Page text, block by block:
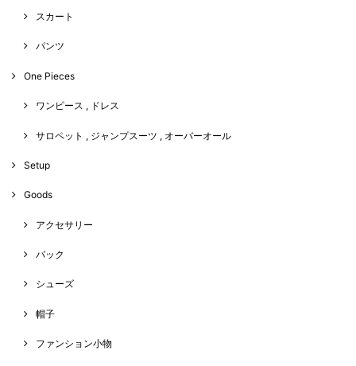
スカート
パンツ
One Pieces
ワンピース , ドレス
サロペット , ジャンプスーツ , オーバーオール
Setup
Goods
アクセサリー
バック
シューズ
帽子
ファンション小物